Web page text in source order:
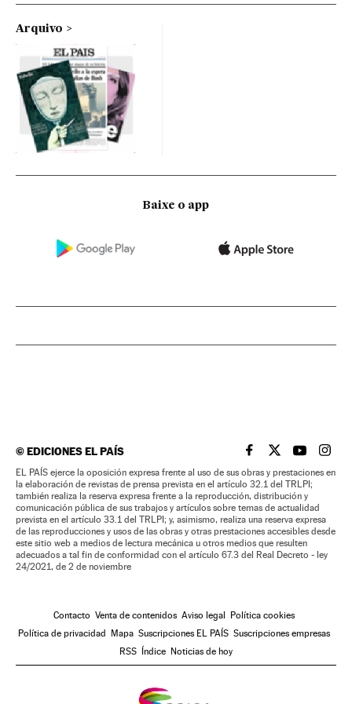
Arquivo
Baixe o app
©EDICIONES EL PAÍS EL PAÍS BRASIL EN
EL PAÍSEL PAÍS
EL
EL PAÍS ejerce la oposición expresa frente al uso de sus obras y prestaciones en
la elaboración de revistas de prensa prevista en el artículo 32.1 del TRLPI;
también realiza la reserva expresa frente a la reproducción, distribución y
comunicación pública de sus trabajos y artículos sobre temas de actualidad
prevista en el artículo 33.1 del TRLPI; y, asimismo, realiza una reserva expresa
de las reproducciones y usos de las obras y otras prestaciones accesibles desde
este sitio web a medios de lectura mecánica u otros medios que resulten
adecuados a tal fin de conformidad con el artículo 67.3 del Real Decreto - ley
24/2021, de 2 de noviembre
Contacto Venta de contenidos Aviso legal
Política cookies
Política de privacidad
Mapa Suscripciones EL PAÍS Suscripciones empresas
RSS
Índice Noticias de hoy